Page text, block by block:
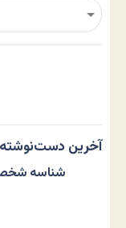
آخرین
شناسه